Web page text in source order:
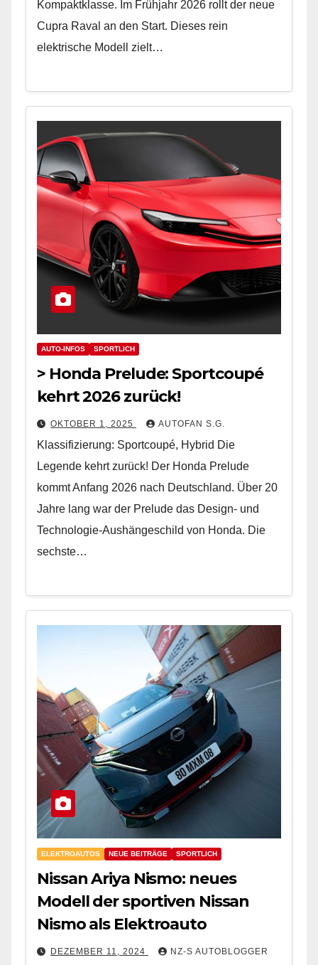
Kompaktklasse. Im Frühjahr 2026 rollt der neue
Cupra Raval an den Start. Dieses rein
elektrische Modell zielt…
AUTO-INFOS SPORTLICH
> Honda Prelude: Sportcoupé
kehrt 2026 zurück!
OKTOBER 1, 2025 AUTOFAN S.G.
Klassifizierung: Sportcoupé, Hybrid Die
Legende kehrt zurück! Der Honda Prelude
kommt Anfang 2026 nach Deutschland. Über 20
Jahre lang war der Prelude das Design- und
Technologie-Aushängeschild von Honda. Die
sechste…
ELEKTROAUTOS NEUE BEITRÄGE SPORTLICH
Nissan Ariya Nismo: neues
Modell der sportiven Nissan
Nismo als Elektroauto
DEZEMBER 11, 2024 NZ-S AUTOBLOGGER